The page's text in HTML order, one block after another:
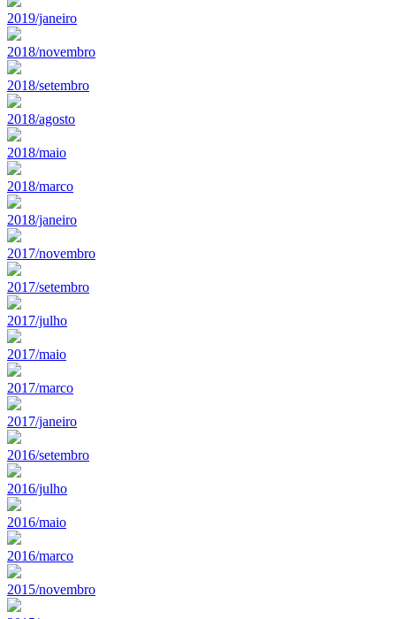
2019/janeiro
2018/novembro
2018/setembro
2018/agosto
2018/maio
2018/marco
2018/janeiro
2017/novembro
2017/setembro
2017/julho
2017/maio
2017/marco
2017/janeiro
2016/setembro
2016/julho
2016/maio
2016/marco
2015/novembro